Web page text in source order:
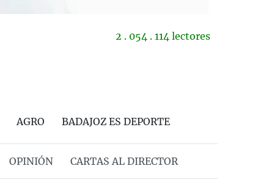
2 . 054 . 114 lectores
AGRO BADAJOZ ES DEPORTE
OPINIÓN CARTAS AL DIRECTOR